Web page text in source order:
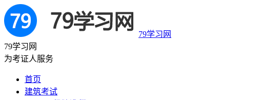
79学习网
79学习网
为考证人服务
首页
建筑考试